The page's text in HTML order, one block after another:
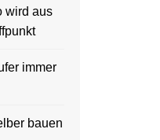
wird aus
immer
bauen